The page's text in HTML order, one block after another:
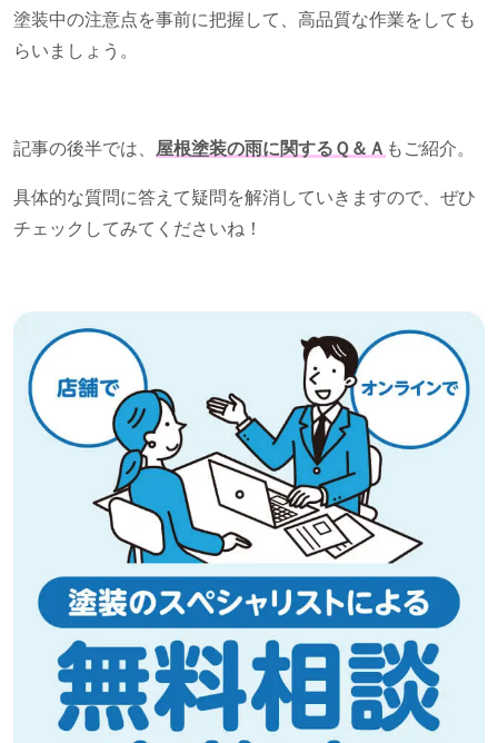
塗装中の注意点を事前に把握して、高品質な作業をしても
らいましょう。
記事の後半では、 屋根塗装の雨に関するＱ＆Ａ もご紹介。
具体的な質問に答えて疑問を解消していきますので、ぜひ
チェックしてみてくださいね！